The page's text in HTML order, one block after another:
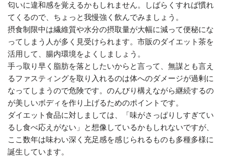
匂いに違和感を覚えるかもしれません。しばらくすれば慣れ
てくるので、ちょっと我慢強く飲んでみましょう。
摂食制限中は繊維質や水分の摂取量が大幅に減って便秘にな
ってしまう人が多く見受けられます。市販のダイエット茶を
活用して、腸内環境をよくしましょう。
手っ取り早く脂肪を落としたいからと言って、無謀とも言え
るファスティングを取り入れるのは体へのダメージが過剰に
なってしまうので危険です。のんびり構えながら継続するの
が美しいボディを作り上げるためのポイントです。
ダイエット食品に対しましては、「味がさっぱりしすぎてい
るし食べ応えがない」と想像しているかもしれないですが、
ここ数年は味わい深く充足感を感じられるものも多種多様に
誕生しています。